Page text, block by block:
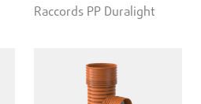
Raccords PP Duralight